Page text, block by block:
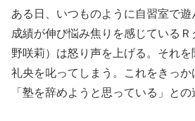
ある日、いつものように自習室で遊
成績が伸び悩み焦りを感じている
野咲莉）は怒り声を上げる。それ
礼央を叱ってしまう。これをきっか
「塾を辞めようと思っている」との